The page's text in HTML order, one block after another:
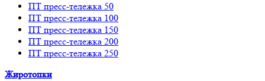
ПТ пресс-тележка 50
ПТ пресс-тележка 100
ПТ пресс-тележка 150
ПТ пресс-тележка 200
ПТ пресс-тележка 250
Жиротопки